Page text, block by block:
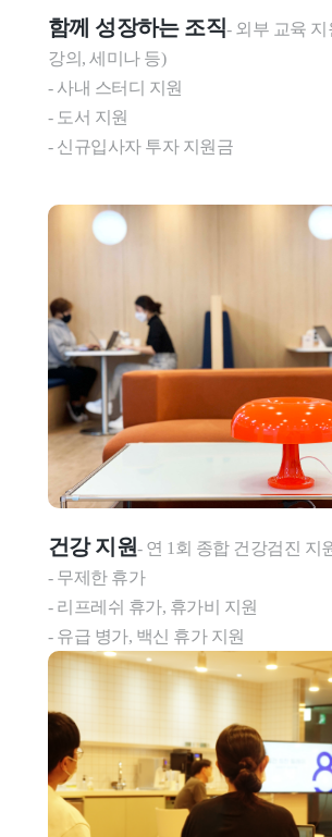
함께 성장하는 조직- 외부 교육 지
강의, 세미나 등)
- 사내 스터디 지원
- 도서 지원
- 신규입사자 투자 지원금
건강 지원- 연 1회 종합 건강검진 지
- 무제한 휴가
- 리프레쉬 휴가, 휴가비 지원
- 유급 병가, 백신 휴가 지원